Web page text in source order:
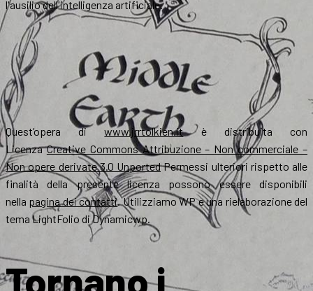
l'ausilio dell'intelligenza artificiale.
Quest’opera diwww.jrrtolkien.itè distribuita con
LicenzaCreative Commons Attribuzione – Non commerciale –
Non opere derivate 3.0 UnportedPermessi ulteriori rispetto alle
finalità della presente licenza possono essere disponibili
nella pagina dei contatti. Utilizziamo WP e una rielaborazione del
tema LightFolio di Dynamicwp.
Tornano i